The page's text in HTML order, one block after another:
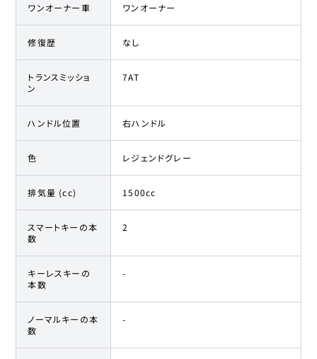
ワンオーナー車 ワンオーナー
修復歴 なし
トランスミッショ
ン
7AT
ハンドル位置 右ハンドル
色 レジェンドグレー
排気量 (cc) 1500cc
スマートキーの本
数
2
キーレスキーの
本数
-
ノーマルキーの本
数
-